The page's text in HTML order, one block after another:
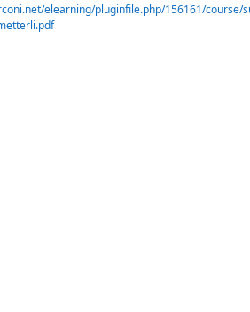
elearning/pluginfile.php/156161/course/